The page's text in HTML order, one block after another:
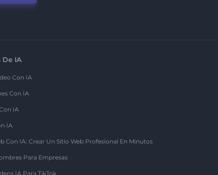
IA
Con IA
Con IA
IA
IA
Con IA: Crear Un Sitio Web Profesional En Minutos
Para Empresas
IA Para TikTok